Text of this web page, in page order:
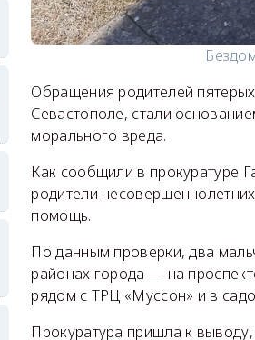
Обращения родителей
Севастополе, стали
морального вреда.
Как сообщили в прокуратуре
родители
помощь.
По данным проверки, два
районах города — на
рядом с ТРЦ «Муссон» и в
Прокуратура пришла к